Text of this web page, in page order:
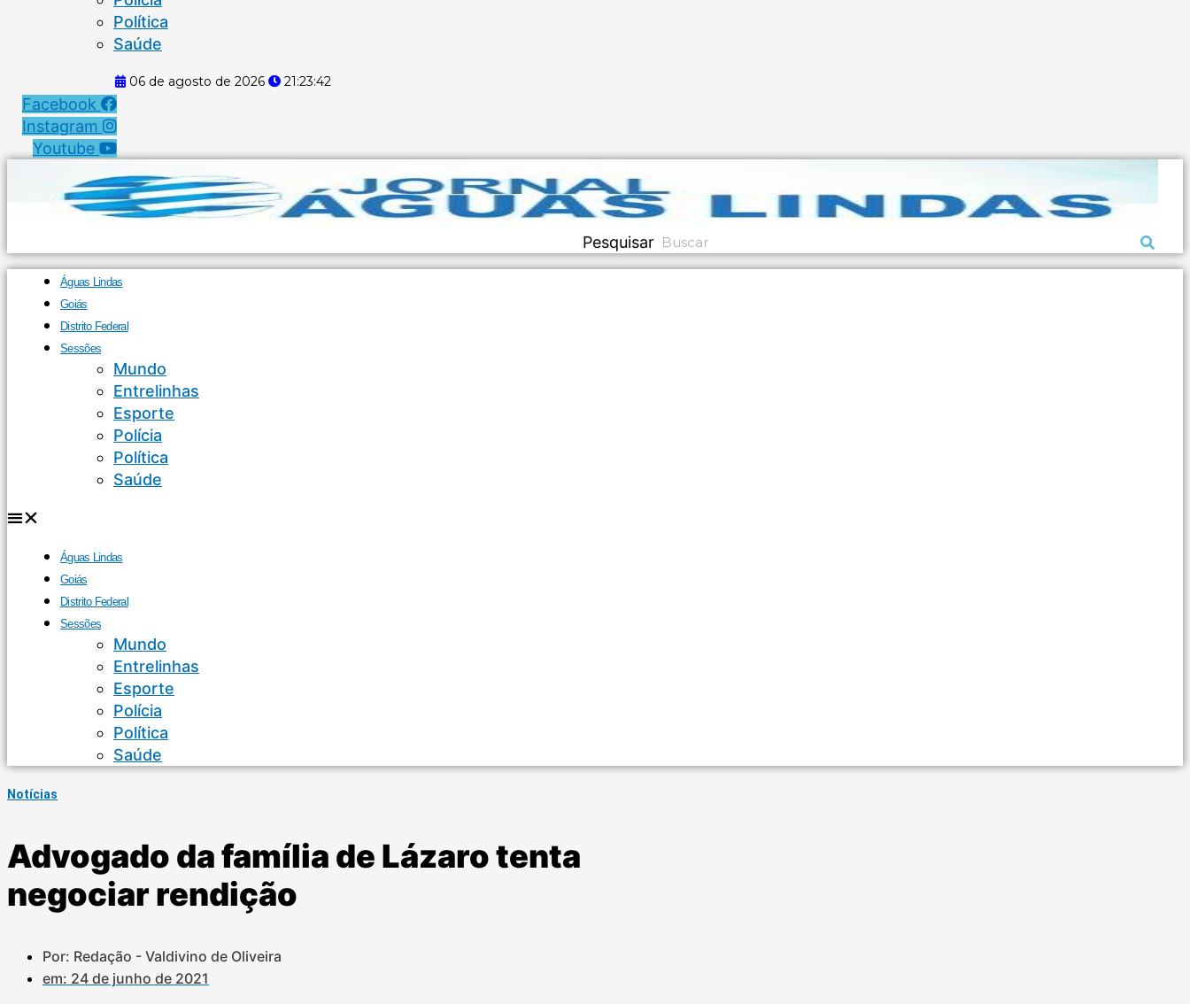
Política
Saúde
06 de agosto de 2026 21:23:43
Facebook
Instagram
Youtube
Pesquisar
Águas Lindas
Goiás
Distrito Federal
Sessões
Mundo
Entrelinhas
Esporte
Polícia
Política
Saúde
Águas Lindas
Goiás
Distrito Federal
Sessões
Mundo
Entrelinhas
Esporte
Polícia
Política
Saúde
Notícias
Advogado da família de Lázaro tenta
negociar rendição
Por: Redação - Valdivino de Oliveira
em: 24 de junho de 2021